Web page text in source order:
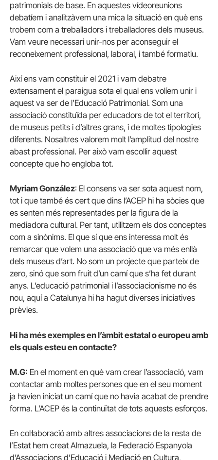
patrimonials de base. En aquestes vídeoreunions
debatíem i analitzàvem una mica la situació en què ens
trobem com a treballadors i treballadores dels museus.
Vam veure necessari unir-nos per aconseguir el
reconeixement professional, laboral, i també formatiu.
Així ens vam constituir el 2021 i vam debatre
extensament el paraigua sota el qual ens volíem unir i
aquest va ser de l’Educació Patrimonial. Som una
associació constituïda per educadors de tot el territori,
de museus petits i d’altres grans, i de moltes tipologies
diferents. Nosaltres valorem molt l’amplitud del nostre
abast professional. Per això vam escollir aquest
concepte que ho engloba tot.
Myriam González: El consens va ser sota aquest nom,
tot i que també és cert que dins l’ACEP hi ha sòcies que
es senten més representades per la figura de la
mediadora cultural. Per tant, utilitzem els dos conceptes
com a sinònims. El que sí que ens interessa molt és
remarcar que volem una associació que va més enllà
dels museus d’art. No som un projecte que parteix de
zero, sinó que som fruit d’un camí que s’ha fet durant
anys. L’educació patrimonial i l’associacionisme no és
nou, aquí a Catalunya hi ha hagut diverses iniciatives
prèvies.
Hi ha més exemples en l’àmbit estatal o europeu amb
els quals esteu en contacte?
M.G: En el moment en què vam crear l’associació, vam
contactar amb moltes persones que en el seu moment
ja havien iniciat un camí que no havia acabat de prendre
forma. L’ACEP és la continuïtat de tots aquests esforços.
En col·laboració amb altres associacions de la resta de
l’Estat hem creat Almazuela, la Federació Espanyola
d’Associacions d’Educació i Mediació en Cultura,